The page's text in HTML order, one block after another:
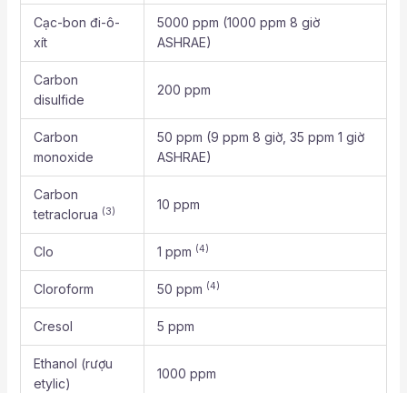
Cạc-bon đi-ô-
xít
5000 ppm (1000 ppm 8 giờ
ASHRAE)
Carbon
disulfide
200 ppm
Carbon
monoxide
50 ppm (9 ppm 8 giờ, 35 ppm 1 giờ
ASHRAE)
Carbon
tetraclorua (3) 10 ppm
Clo 1 ppm (4)
Cloroform 50 ppm (4)
Cresol 5 ppm
Ethanol (rượu
etylic)
1000 ppm